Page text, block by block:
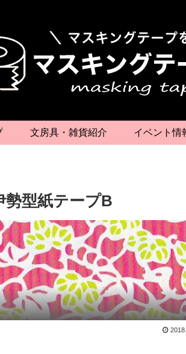
文房具・雑貨紹介 イベント情
型紙テープB